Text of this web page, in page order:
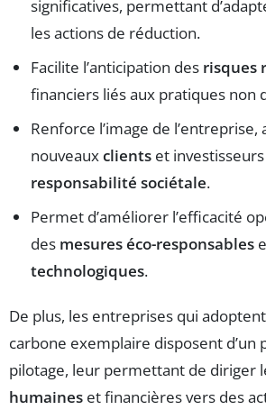
significatives, permettant
les actions de réduction.
Facilite l’anticipation des risques
financiers liés aux pratiques non
Renforce l’image de
nouveauxclients et
responsabilité sociétale.
Permet d’améliorer l’efficacité
des mesures éco-responsables
technologiques.
De plus, les entreprises qui
carbone exemplaire disposent d’un
pilotage, leur permettant de diriger
humaines et financières vers des